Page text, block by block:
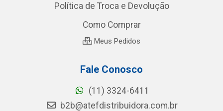
Política de Troca e Devolução
Como Comprar
Meus Pedidos
Fale Conosco
(11) 3324-6411
b2b@atefdistribuidora.com.br